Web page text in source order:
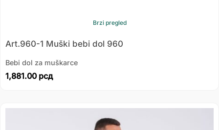
Brzi pregled
Art.960-1 Muški bebi dol 960
Bebi dol za muškarce
1,881.00 рсд